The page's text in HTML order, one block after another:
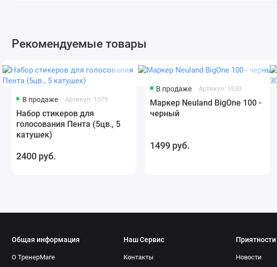
Рекомендуемые товары
В продаже Артикул: 1579
Набор стикеров для
голосования Пента (5цв., 5
катушек)
2400 руб.
В продаже Артикул: 1530
Маркер Neuland BigOne 100 -
черный
1499 руб.
Общая информация
О ТренерМаге
Наш Сервис
Контакты
Приятности
Новости